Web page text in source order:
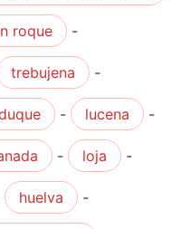
roque -
trebujena -
- lucena -
- loja -
huelva -